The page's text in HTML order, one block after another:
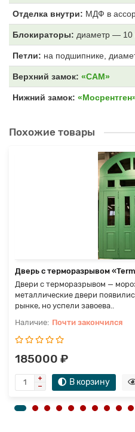
Отделка внутри: МДФ в
Блокираторы: диаметр —
Петли: на подшипнике,
Верхний замок: «САМ»
Нижний замок:
Похожие товары
Дверь с терморазрывом
Двери с терморазрывом —
металлические двери
рынке, но успели завоева..
Почти закончился
185000 ₽
В корзину